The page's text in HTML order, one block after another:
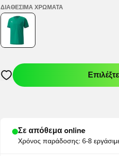
ΔΙΑΘΈΣΙΜΑ ΧΡΏΜΑΤΑ
Ανοίγει ένα Modal για να
Σε απόθεμα online
Χρόνος παράδοσης: 6-8